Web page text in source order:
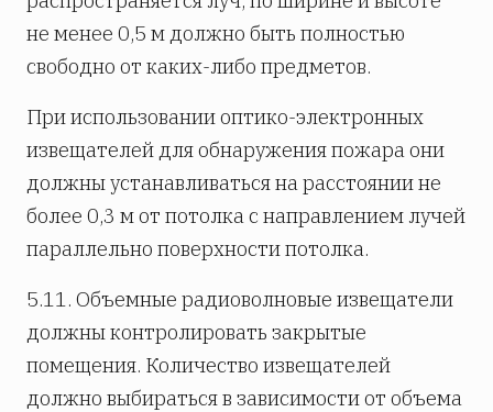
не менее 0,5 м должно быть полностью
свободно от каких-либо предметов.
При использовании оптико-электронных
извещателей для обнаружения пожара они
должны устанавливаться на расстоянии не
более 0,3 м от потолка с направлением лучей
параллельно поверхности потолка.
5.11. Объемные радиоволновые извещатели
должны контролировать закрытые
помещения. Количество извещателей
должно выбираться в зависимости от объема